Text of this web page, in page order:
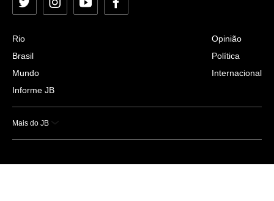
Twitter InstagramYouTubeFacebook
Rio
Brasil
Mundo
Informe JB
Opinião
Política
Internacional
Mais do JB
Esportes